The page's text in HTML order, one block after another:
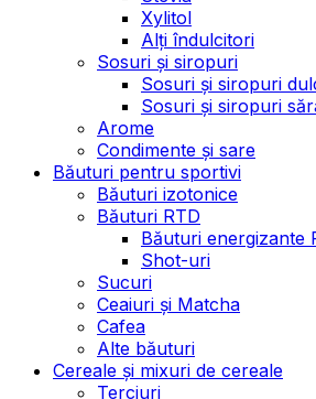
Xylitol
Alți îndulcitori
Sosuri și siropuri
Sosuri și siropuri
Sosuri și siropuri
Arome
Condimente și sare
Băuturi pentru sportivi
Băuturi izotonice
Băuturi RTD
Băuturi energizante
Shot-uri
Sucuri
Ceaiuri și Matcha
Cafea
Alte băuturi
Cereale și mixuri de cereale
Terciuri